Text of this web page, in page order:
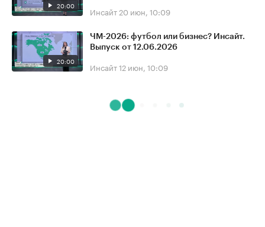
20:00 Инсайт 20 июн, 10:09
20:00
ЧМ-2026: футбол или бизнес? Инсайт.
Выпуск от 12.06.2026
Инсайт12 июн, 10:09